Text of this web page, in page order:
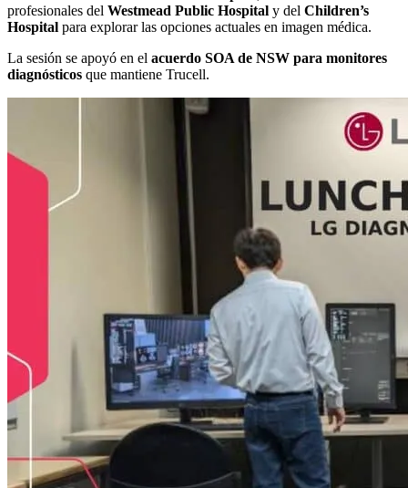
profesionales del Westmead Public Hospital y del Children’s
Hospital para explorar las opciones actuales en imagen médica.
La sesión se apoyó en el acuerdo SOA de NSW para monitores
diagnósticos que mantiene Trucell.